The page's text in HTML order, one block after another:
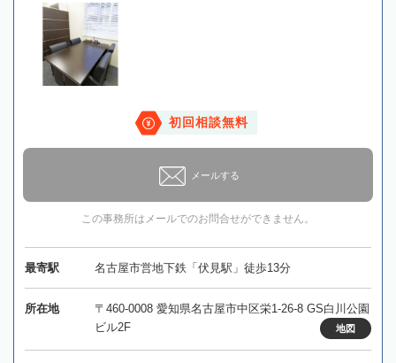
初回相談無料
メールする
この事務所はメールでのお問合せができません。
最寄駅 名古屋市営地下鉄「伏見駅」徒歩13分
所在地
〒460-0008 愛知県名古屋市中区栄1-26-8 GS白川公園
ビル2F
地図